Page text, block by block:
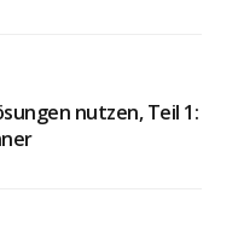
nutzen, Teil 1: